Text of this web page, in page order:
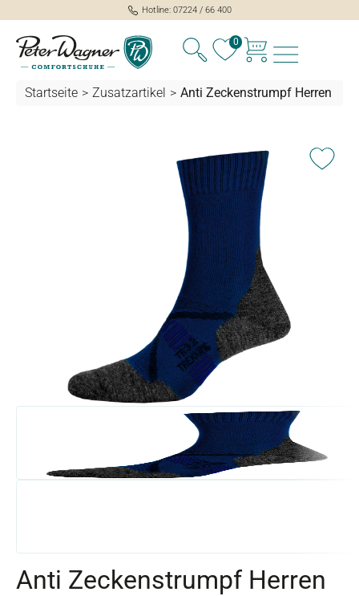
springen
Hotline: 07224 / 66 400
0
Startseite > Zusatzartikel > Anti Zeckenstrumpf Herren
Anti Zeckenstrumpf Herren